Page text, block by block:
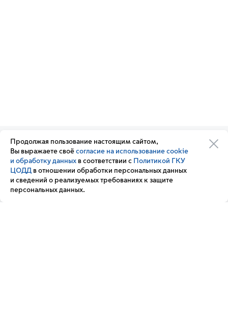
Организации транспортного
комплекса
Транспортный комплекс
России
Новости
Обратная связь
Подписка
на новости
Вакансии
Продолжая пользование настоящим сайтом,
Вы выражаете своё согласие на использование cookie
и обработку данных в соответствии с Политикой ГКУ
ЦОДД в отношении обработки персональных данных
и сведений о реализуемых требованиях к защите
персональных данных.